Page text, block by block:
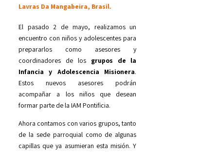
Lavras Da Mangabeira, Brasil.
El pasado 2 de mayo, realizamos un
encuentro con niños y adolescentes para
prepararlos como asesores y
coordinadores de los grupos de la
Infancia y Adolescencia Misionera.
Estos nuevos asesores podrán
acompañar a los niños que desean
formar parte de la IAM Pontificia.
Ahora contamos con varios grupos, tanto
de la sede parroquial como de algunas
capillas que ya asumieran esta misión. Y